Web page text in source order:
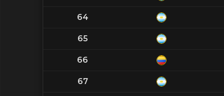
64
65
66
67